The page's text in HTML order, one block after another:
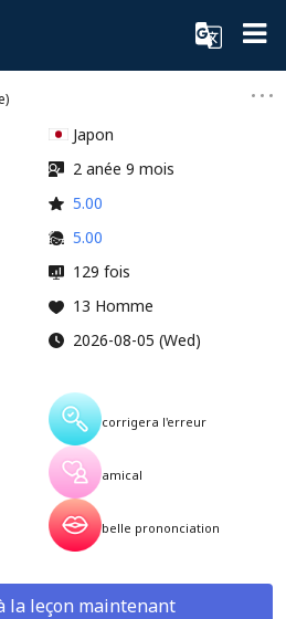
Japon
2 anée 9 mois
5.00
5.00
129 fois
13 Homme
2026-08-05 (Wed)
corrigera l'erreur
amical
belle prononciation
la leçon maintenant